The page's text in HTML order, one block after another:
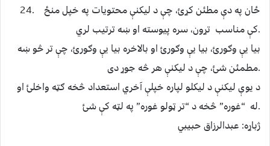
24. ځان په دې مطئن كړﺉ، چې د ليکنې محتويات په خپل منځ
کې مناسب تړون، سره پیوسته او ښه ترتیب لري.
بيا يې وګورﺉ، بيا يې وګورﺉ او بالاخره بيا يې وګورﺉ، چې تر څو ښه
مطمئن شئ، چې د ليکنې هر څه جوړ دی.
د يوې ليکنې د ليکلو لپاره خپلې آخري استعداد څخه ګټه واخلئ او
له “غوره” څخه د “تر ټولو غوره” په لټه کې شئ.
ژباړه: عبدالرزاق حبيبي